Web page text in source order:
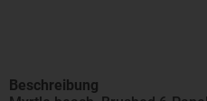
Beschreibung